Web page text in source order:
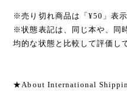
※売り切れ商品は「¥50」表
※状態表記は、同じ本や、同
均的な状態と比較して評価し
★About International